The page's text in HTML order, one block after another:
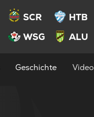
SCR
HTB
WSG ALU
Geschichte Video